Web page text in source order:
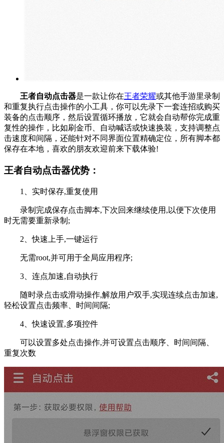
王者自动点击器是一款让你在王者荣耀或其他手游里录制
和重复执行点击操作的小工具，你可以先录下一套连招或购买
装备的点击顺序，然后设置循环播放，它就会自动帮你完成重
复性的操作，比如刷金币、自动喊话或快速换装，支持调整点
击速度和间隔，还能针对不同界面位置精确定位，所有脚本都
保存在本地，喜欢的朋友欢迎前来下载体验!
王者自动点击器优势：
1、实时保存,重复使用
录制完成保存点击脚本,下次回来继续使用,以便下次使用
时无需要重新录制;
2、快速上手,一键运行
无需root,并可用于全局应用程序;
3、连点加速,自动执行
随时录点击或滑动操作,解放用户双手,实现连续点击加速,
轻松设置点击频率、时间间隔;
4、快速设置,多项控件
可以设置多处点击操作,并可设置点击顺序、时间间隔、
重复次数